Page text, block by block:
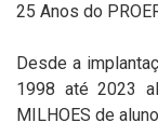
25 Anos do
Desde a
1998 até 2023
MILHOES de